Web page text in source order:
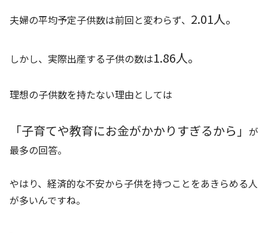
夫婦の平均予定子供数は前回と変わらず、 2.01人。
しかし、実際出産する子供の数は1.86人。
理想の子供数を持たない理由としては
「子育てや教育にお金がかかりすぎるから」 が
最多の回答。
やはり、経済的な不安から子供を持つことをあきらめる人
が多いんですね。